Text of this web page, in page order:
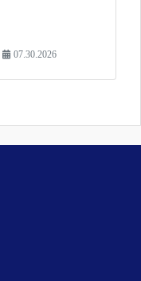
07.30.2026